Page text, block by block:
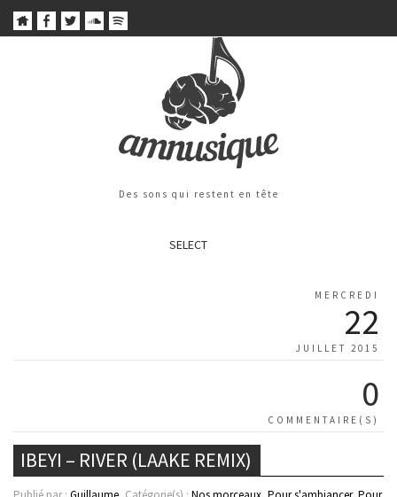
Des sons qui restent en tête
SELECT
MERCREDI
22
JUILLET 2015
0
COMMENTAIRE(S)
IBEYI – RIVER (LAAKE REMIX)